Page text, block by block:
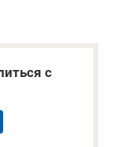
с